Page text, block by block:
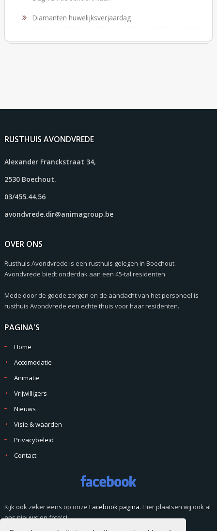
Diamanten huwelijksverjaardag
RUSTHUIS AVONDVREDE
Alexander Franckstraat 34,
2530 Boechout.
03/455.44.56
avondvrede.dir@animagroup.be
OVER ONS
Rusthuis Avondvrede is een rusthuis gelegen in Boechout.
Avondvrede biedt onderdak aan een 45-tal residenten.
Mede door de goede zorgen en de aandacht van het personeel is
rusthuis Avondvrede een echte thuis voor haar residenten.
PAGINA'S
Home
Accomodatie
Animatie
Vrijwilligers
Nieuws
Visie & waarden
Privacybeleid
Contact
Kijk ook zeker eens op onze Facebook pagina. Hier plaatsen wij ook al
ons nieuws en foto's!